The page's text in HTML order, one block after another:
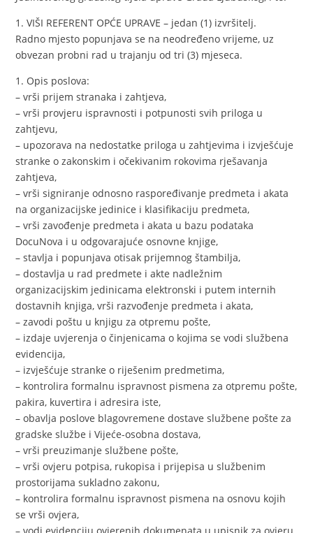
1. VIŠI REFERENT OPĆE UPRAVE – jedan (1) izvršitelj.
Radno mjesto popunjava se na neodređeno vrijeme, uz
obvezan probni rad u trajanju od tri (3) mjeseca.
1. Opis poslova:
– vrši prijem stranaka i zahtjeva,
– vrši provjeru ispravnosti i potpunosti svih priloga u
zahtjevu,
– upozorava na nedostatke priloga u zahtjevima i izvješćuje
stranke o zakonskim i očekivanim rokovima rješavanja
zahtjeva,
– vrši signiranje odnosno raspoređivanje predmeta i akata
na organizacijske jedinice i klasifikaciju predmeta,
– vrši zavođenje predmeta i akata u bazu podataka
DocuNova i u odgovarajuće osnovne knjige,
– stavlja i popunjava otisak prijemnog štambilja,
– dostavlja u rad predmete i akte nadležnim
organizacijskim jedinicama elektronski i putem internih
dostavnih knjiga, vrši razvođenje predmeta i akata,
– zavodi poštu u knjigu za otpremu pošte,
– izdaje uvjerenja o činjenicama o kojima se vodi službena
evidencija,
– izvješćuje stranke o riješenim predmetima,
– kontrolira formalnu ispravnost pismena za otpremu pošte,
pakira, kuvertira i adresira iste,
– obavlja poslove blagovremene dostave službene pošte za
gradske službe i Vijeće-osobna dostava,
– vrši preuzimanje službene pošte,
– vrši ovjeru potpisa, rukopisa i prijepisa u službenim
prostorijama sukladno zakonu,
– kontrolira formalnu ispravnost pismena na osnovu kojih
se vrši ovjera,